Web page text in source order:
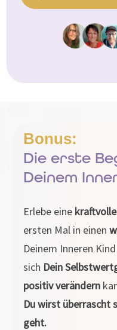
Bonus:
Die erste
Deinem
Erlebe eine
ersten Mal in einen
Deinem Inneren
sich Dein
positiv verändern
Du wirst überrascht
geht.